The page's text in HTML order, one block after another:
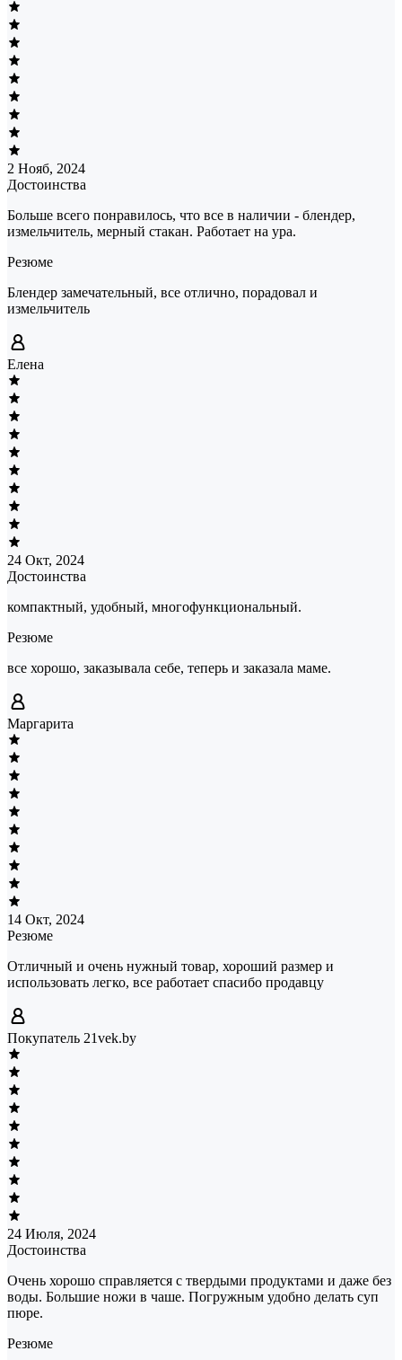
2 Нояб, 2024
Достоинства
Больше всего понравилось, что все в наличии - блендер,
измельчитель, мерный стакан. Работает на ура.
Резюме
Блендер замечательный, все отлично, порадовал и
измельчитель
Елена
24 Окт, 2024
Достоинства
компактный, удобный, многофункциональный.
Резюме
все хорошо, заказывала себе, теперь и заказала маме.
Маргарита
14 Окт, 2024
Резюме
Отличный и очень нужный товар, хороший размер и
использовать легко, все работает спасибо продавцу
Покупатель 21vek.by
24 Июля, 2024
Достоинства
Очень хорошо справляется с твердыми продуктами и даже без
воды. Большие ножи в чаше. Погружным удобно делать суп
пюре.
Резюме